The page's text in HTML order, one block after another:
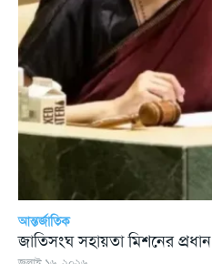
আন্তর্জাতিক
জাতিসংঘ সহায়তা মিশনের